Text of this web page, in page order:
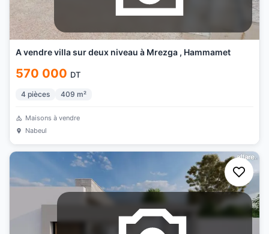
A vendre villa sur deux niveau à Mrezga , Hammamet
570 000 DT
4 pièces 409 m²
Maisons à vendre
Nabeul